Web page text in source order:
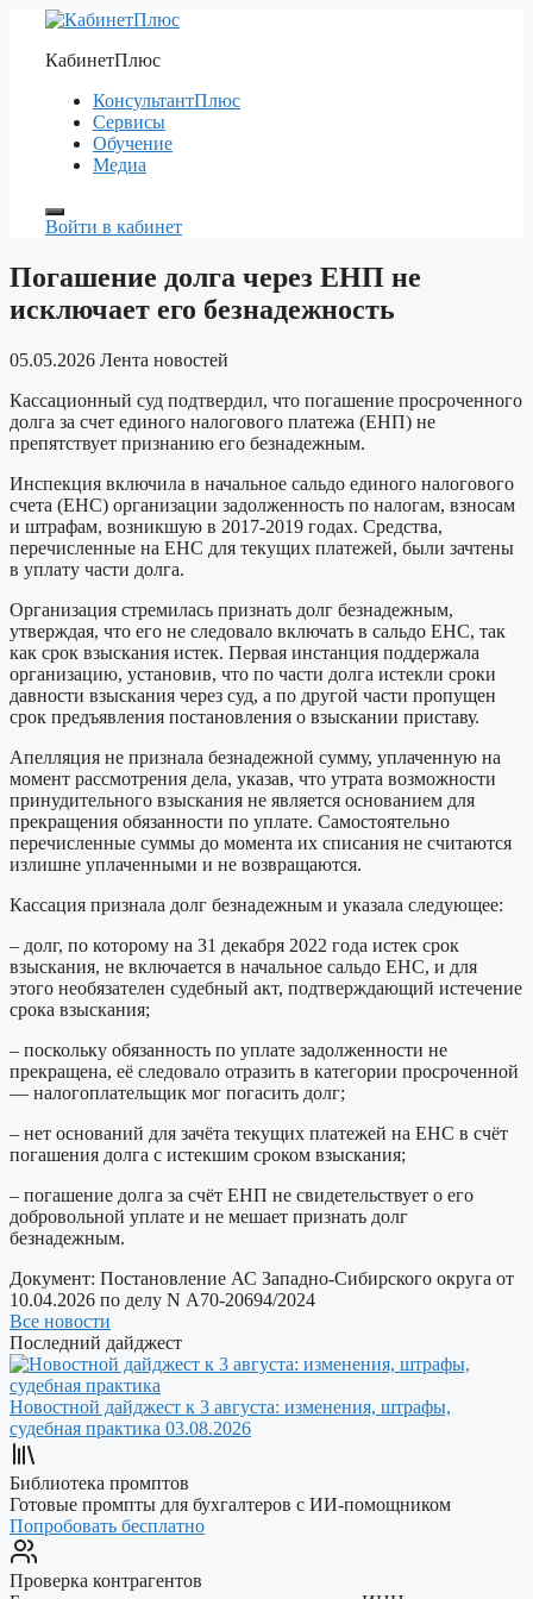
Перейти
содержимому
КабинетПлюс
КонсультантПлюс
Сервисы
Обучение
Медиа
Войти в кабинет
Погашение долга через ЕНП не
исключает его безнадежность
05.05.2026 Лента новостей
Кассационный суд подтвердил, что погашение просроченного
долга за счет единого налогового платежа (ЕНП) не
препятствует признанию его безнадежным.
Инспекция включила в начальное сальдо единого налогового
счета (ЕНС) организации задолженность по налогам, взносам
и штрафам, возникшую в 2017-2019 годах. Средства,
перечисленные на ЕНС для текущих платежей, были зачтены
в уплату части долга.
Организация стремилась признать долг безнадежным,
утверждая, что его не следовало включать в сальдо ЕНС, так
как срок взыскания истек. Первая инстанция поддержала
организацию, установив, что по части долга истекли сроки
давности взыскания через суд, а по другой части пропущен
срок предъявления постановления о взыскании приставу.
Апелляция не признала безнадежной сумму, уплаченную на
момент рассмотрения дела, указав, что утрата возможности
принудительного взыскания не является основанием для
прекращения обязанности по уплате. Самостоятельно
перечисленные суммы до момента их списания не считаются
излишне уплаченными и не возвращаются.
Кассация признала долг безнадежным и указала следующее:
– долг, по которому на 31 декабря 2022 года истек срок
взыскания, не включается в начальное сальдо ЕНС, и для
этого необязателен судебный акт, подтверждающий истечение
срока взыскания;
– поскольку обязанность по уплате задолженности не
прекращена, её следовало отразить в категории просроченной
— налогоплательщик мог погасить долг;
– нет оснований для зачёта текущих платежей на ЕНС в счёт
погашения долга с истекшим сроком взыскания;
– погашение долга за счёт ЕНП не свидетельствует о его
добровольной уплате и не мешает признать долг
безнадежным.
Документ: Постановление АС Западно-Сибирского округа от
10.04.2026 по делу N А70-20694/2024
Все новости
Последний дайджест
Новостной дайджест к 3 августа: изменения, штрафы,
судебная практика 03.08.2026
Библиотека промптов
Готовые промпты для бухгалтеров с ИИ-помощником
Попробовать бесплатно
Проверка контрагентов